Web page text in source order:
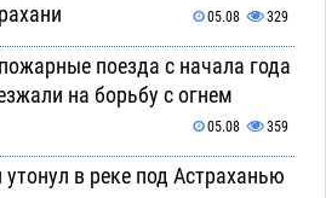
05.08 329
поезда с начала года
на борьбу с огнем
05.08 359
утонул в реке под Астраханью